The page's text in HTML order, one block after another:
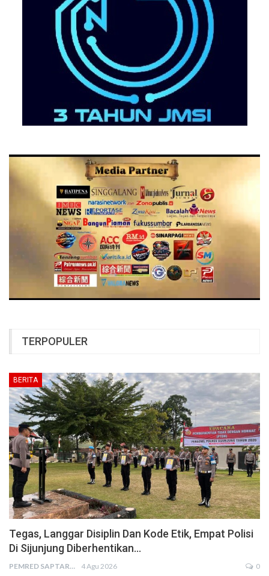
TERPOPULER
BERITA
Tegas, Langgar Disiplin Dan Kode Etik, Empat Polisi
Di Sijunjung Diberhentikan…
PEMRED SAPTARIUS 4 Agu 2026 0